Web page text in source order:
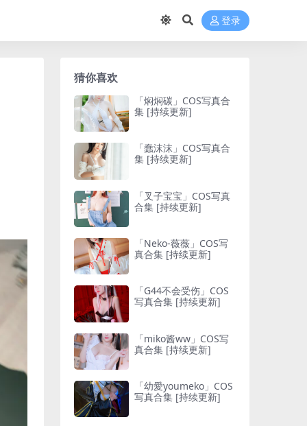
登录
猜你喜欢
「焖焖碳」COS写真合
集 [持续更新]
「蠢沫沫」COS写真合
集 [持续更新]
「叉子宝宝」COS写真
合集 [持续更新]
「Neko-薇薇」COS写
真合集 [持续更新]
「G44不会受伤」COS
写真合集 [持续更新]
「miko酱ww」COS写
真合集 [持续更新]
「幼愛youmeko」COS
写真合集 [持续更新]